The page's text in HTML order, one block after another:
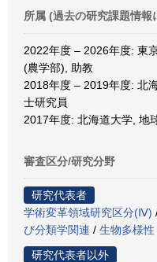
所属 (過去の研究課題情報
2022年度 – 2026年度: 東
(農学部), 助教
2018年度 – 2019年度: 北
士研究員
2017年度: 北海道大学, 地
審査区分/研究分野
研究代表者
学術変革領域研究区分(Ⅳ)
び分類学関連 / 生物多様
研究代表者以外